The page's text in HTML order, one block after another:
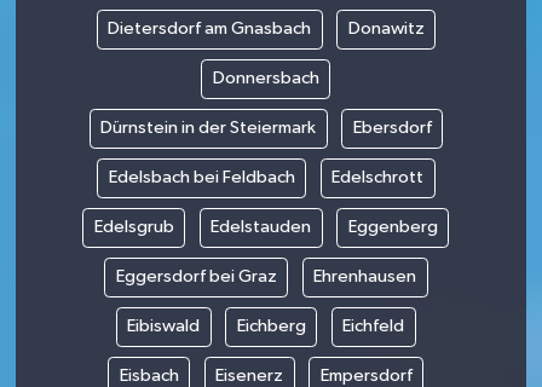
Dietersdorf am Gnasbach Donawitz
Donnersbach
Dürnstein in der Steiermark Ebersdorf
Edelsbach bei Feldbach Edelschrott
Edelsgrub Edelstauden Eggenberg
Eggersdorf bei Graz Ehrenhausen
Eibiswald Eichberg Eichfeld
Eisbach Eisenerz Empersdorf